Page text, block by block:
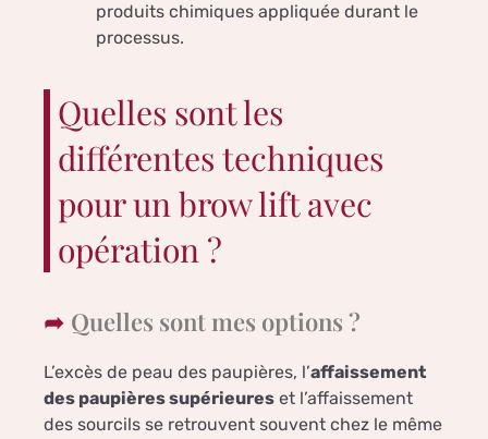
produits chimiques appliquée durant le
processus.
Quelles sont les
différentes techniques
pour un brow lift avec
opération ?
Quelles sont mes options ?
L’excès de peau des paupières, l’affaissement
des paupières supérieures et l’affaissement
des sourcils se retrouvent souvent chez le même